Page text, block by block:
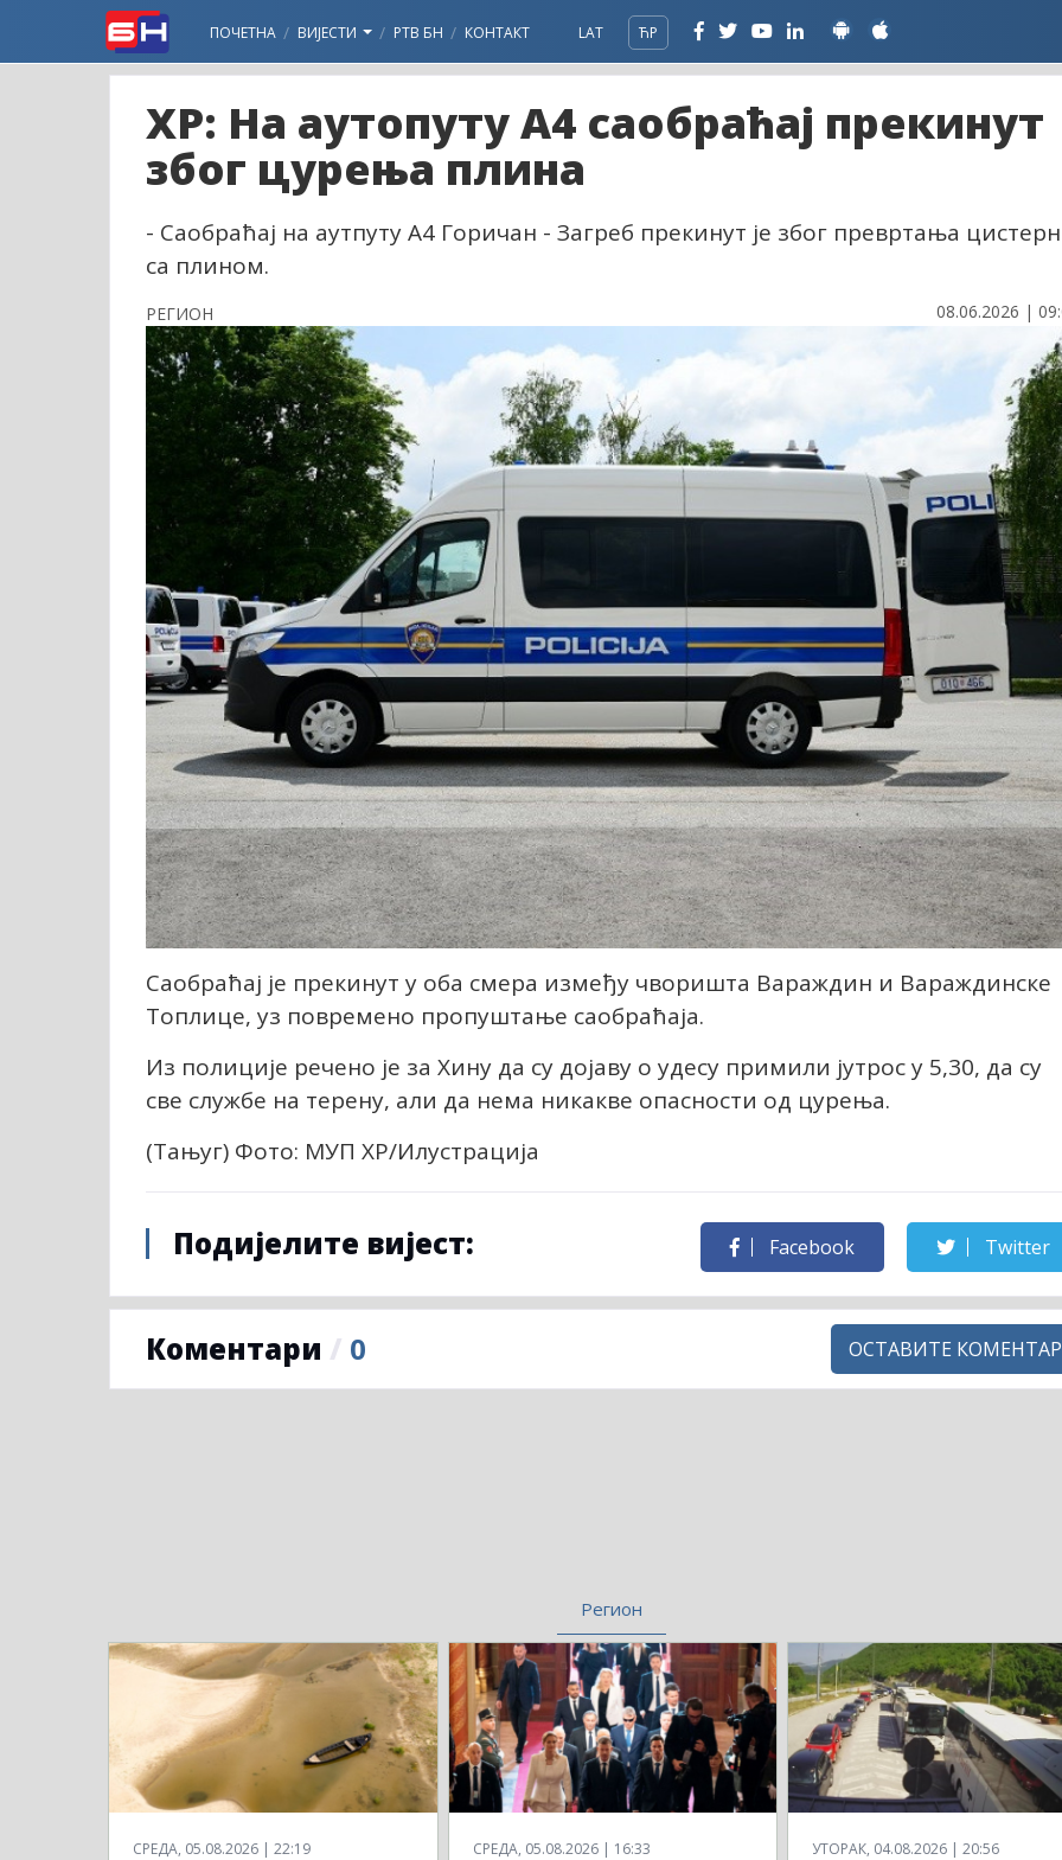
ПОЧЕТНА ВИЈЕСТИ РТВ БН КОНТАКТ LAT ЋР
ХР: На аутопуту А4 саобраћај прекинут
због цурења плина
- Саобраћај на аутпуту А4 Горичан - Загреб прекинут је због превртања
са плином.
РЕГИОН 08.06.2026 |
Саобраћај је прекинут у оба смера између чворишта Вараждин и Вараждинске
Топлице, уз повремено пропуштање саобраћаја.
Из полиције речено је за Хину да су дојаву о удесу примили јутрос у 5,30, да су
све службе на терену, али да нема никакве опасности од цурења.
(Тањуг) Фото: МУП ХР/Илустрација
Подијелите вијест: Facebook Twitter
Коментари / 0 ОСТАВИТЕ КОМЕНТАР
Регион
СРЕДА, 05.08.2026 | 22:19 СРЕДА, 05.08.2026 | 16:33 УТОРАК, 04.08.2026 | 20:56